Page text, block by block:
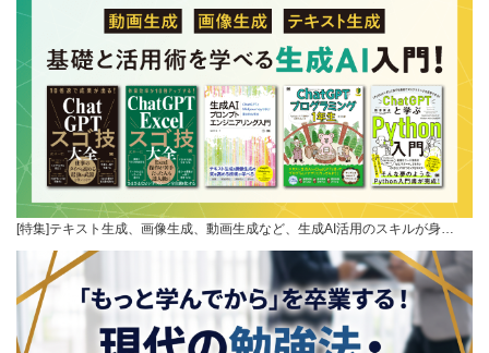
[特集]テキスト生成、画像生成、動画生成など、生成AI活用のスキルが身…